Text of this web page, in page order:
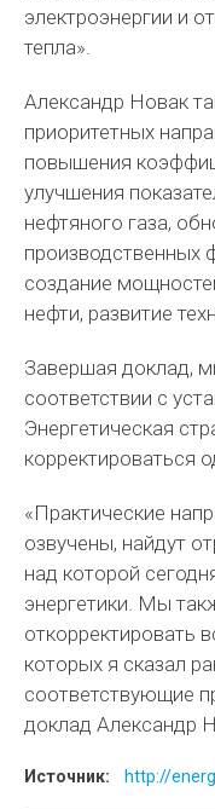
электроэнергии и
тепла».
Александр Новак
приоритетных
повышения
улучшения
нефтяного газа,
производственных
создание
нефти, развитие
Завершая доклад,
соответствии с
Энергетическая
корректироваться
«Практические
озвучены, найдут
над которой
энергетики. Мы
откорректировать
которых я сказал
соответствующие
доклад Александр
Источник: http://